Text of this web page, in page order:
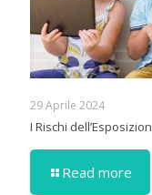
29 Aprile 2024
I Rischi
Read more